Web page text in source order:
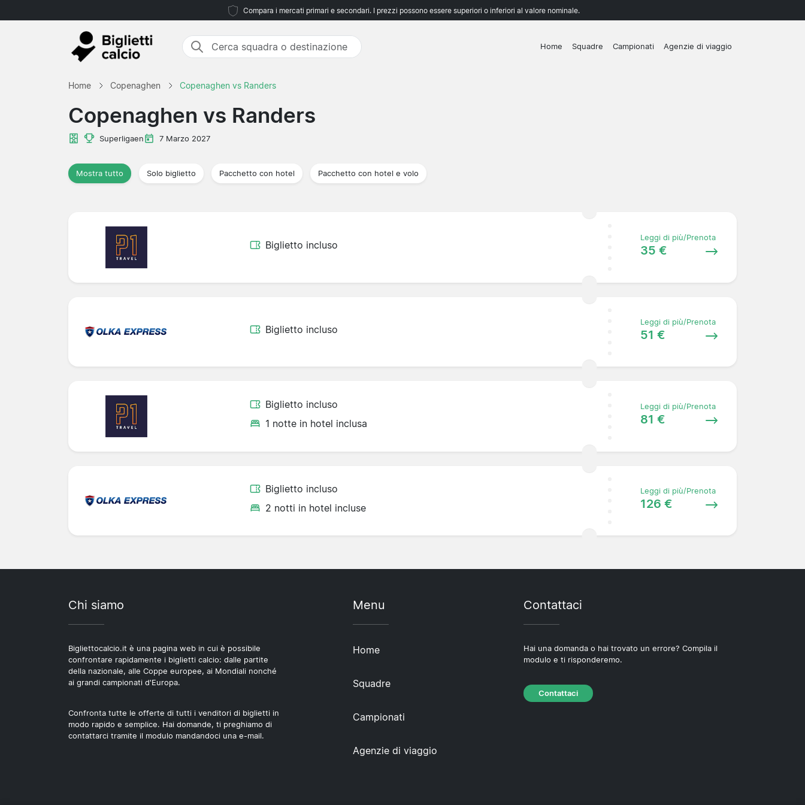
Compara i mercati primari e secondari. I prezzi possono essere superiori o inferiori al valore nominale.
Home Squadre Campionati Agenzie di viaggio
Home Copenaghen Copenaghen vs Randers
Copenaghen vs Randers
Superligaen 7 Marzo 2027
Mostra tutto Solo biglietto Pacchetto con hotel Pacchetto con hotel e volo
Biglietto incluso
Leggi di più/Prenota
35 €
Biglietto incluso
Leggi di più/Prenota
51 €
Biglietto incluso
1 notte in hotel inclusa
Leggi di più/Prenota
81 €
Biglietto incluso
2 notti in hotel incluse
Leggi di più/Prenota
126 €
Chi siamo
Bigliettocalcio.it è una pagina web in cui è possibile
confrontare rapidamente i biglietti calcio: dalle partite
della nazionale, alle Coppe europee, ai Mondiali nonché
ai grandi campionati d'Europa.
Confronta tutte le offerte di tutti i venditori di biglietti in
modo rapido e semplice. Hai domande, ti preghiamo di
contattarci tramite il modulo mandandoci una e-mail.
Menu
Home
Squadre
Campionati
Agenzie di viaggio
Contattaci
Hai una domanda o hai trovato un errore? Compila il
modulo e ti risponderemo.
Contattaci